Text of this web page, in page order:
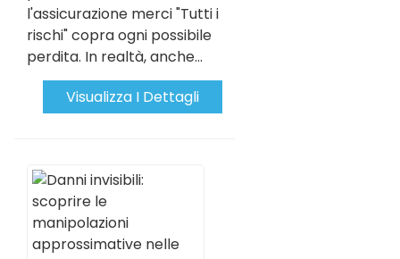
l'assicurazione merci "Tutti i
rischi" copra ogni possibile
perdita. In realtà, anche...
Visualizza I Dettagli